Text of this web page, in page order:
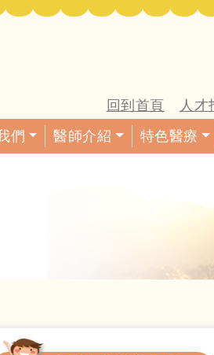
回到首頁 人才
們 醫師介紹 特色醫療